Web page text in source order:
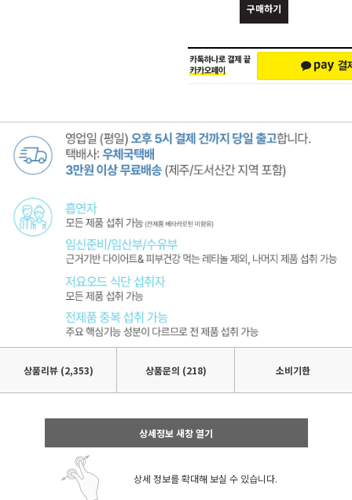
구매하기
상품리뷰 (2,353) 상품문의 (218) 소비기한
상세정보 새창 열기
상세 정보를 확대해 보실 수 있습니다.